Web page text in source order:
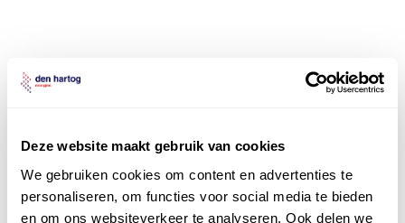
Deze website maakt gebruik van cookies
We gebruiken cookies om content en advertenties te
personaliseren, om functies voor social media te bieden
en om ons websiteverkeer te analyseren. Ook delen we
Den Hartog
Lubricants biedt
Mobil smeer- en